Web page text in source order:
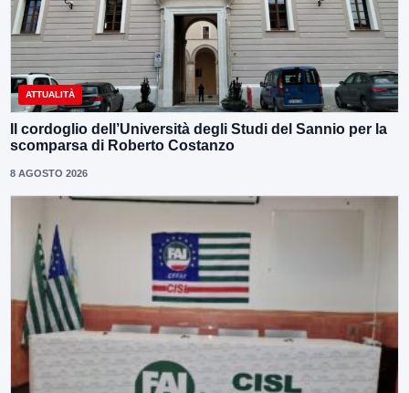
ATTUALITÀ
Il cordoglio dell’Università degli Studi del Sannio per la
scomparsa di Roberto Costanzo
8 AGOSTO 2026